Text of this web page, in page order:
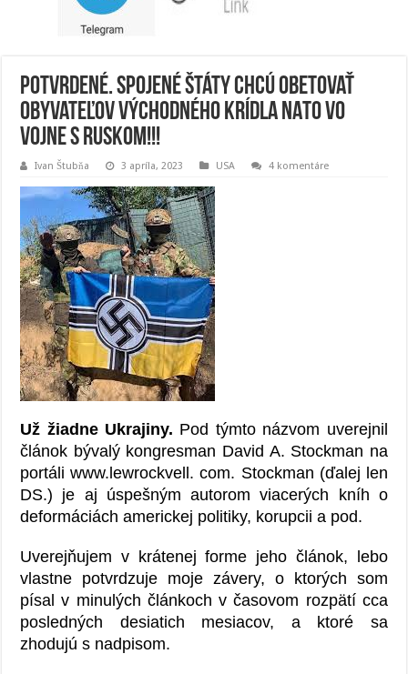
Potvrdené. Spojené štáty chcú obetovať
obyvateľov východného krídla NATO vo
vojne s Ruskom!!!
Ivan Štubňa 3 apríla, 2023 USA 4 komentáre
Už žiadne Ukrajiny. Pod týmto názvom uverejnil
článok bývalý kongresman David A. Stockman na
portáli www.lewrockvell. com. Stockman (ďalej len
DS.) je aj úspešným autorom viacerých kníh o
deformáciách americkej politiky, korupcii a pod.
Uverejňujem v krátenej forme jeho článok, lebo
vlastne potvrdzuje moje závery, o ktorých som
písal v minulých článkoch v časovom rozpätí cca
posledných desiatich mesiacov, a ktoré sa
zhodujú s nadpisom.